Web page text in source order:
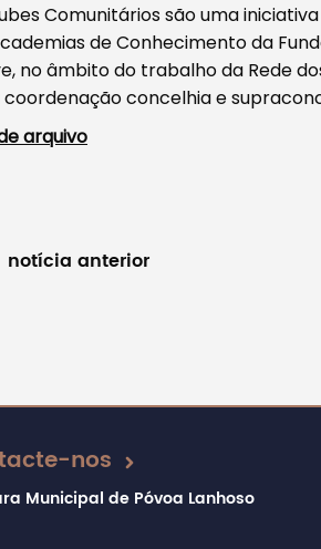
Comunitários são uma
de Conhecimento da
no âmbito do trabalho da Rede
coordenação concelhia e
arquivo
notícia anterior
em 19/05/2021
nos
Municipal de Póvoa Lanhoso